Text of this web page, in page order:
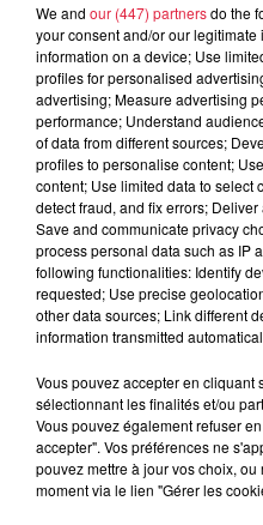
Lieu salle
Organisateur
Tarif Gratuit
Yesss ! enfin un truc cool à
espagnole le 24 decembre
Breitenbach la mairie nous
socio-culturel! parlez en à
We and our (447) partnersdo the
your consent and/or our
information on a device; Use
profiles for personalised
advertising; Measure advertising
performance; Understand
of data from different sources;
profiles to personalise content;
content; Use limited data to select
detect fraud, and fix errors;
Save and communicate privacy
process personal data such as IP
following functionalities: Identify
requested; Use precise
other data sources; Link different
information transmitted
Vous pouvez accepter en cliquant
sélectionnant les finalités et/ou
Vous pouvez également refuser
accepter". Vos préférences ne
pouvez mettre à jour vos choix,
moment via le lien "Gérer les